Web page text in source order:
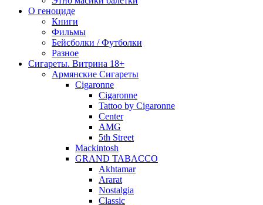
О геноциде
Книги
Фильмы
Бейсболки / Футболки
Разное
Сигареты. Витрина 18+
Армянские Сигареты
Cigaronne
Cigaronne
Tattoo by Cigaronne
Center
AMG
5th Street
Mackintosh
GRAND TABACCO
Akhtamar
Ararat
Nostalgia
Classic